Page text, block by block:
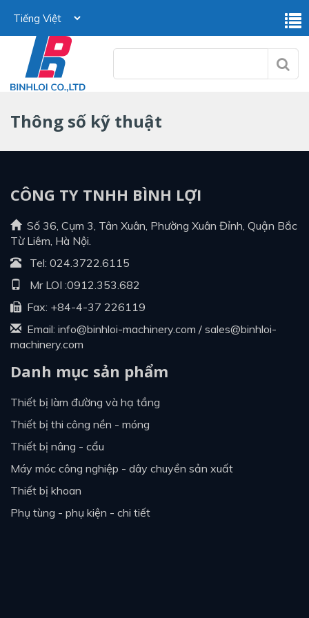
Thông số kỹ thuật
CÔNG TY TNHH BÌNH LỢI
Số 36, Cụm 3, Tân Xuân, Phường Xuân Đỉnh, Quận Bắc
Từ Liêm, Hà Nội.
Tel: 024.3722.6115
Mr LOI :0912.353.682
Fax: +84-4-37 226119
Email: info@binhloi-machinery.com / sales@binhloi-
machinery.com
Danh mục sản phẩm
thiết bị làm đường và hạ tầng
thiết bị thi công nền - móng
thiết bị nâng - cẩu
máy móc công nghiệp - dây chuyền sản xuất
thiết bị khoan
phụ tùng - phụ kiện - chi tiết